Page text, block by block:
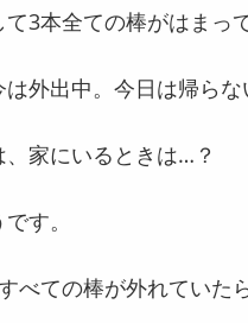
て3本全ての棒がはまっ
は外出中。今日は帰ら
、家にいるときは…？
す。
べての棒が外れていた